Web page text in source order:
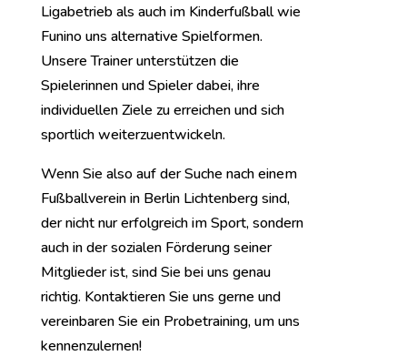
Ligabetrieb als auch im Kinderfußball wie
Funino uns alternative Spielformen.
Unsere Trainer unterstützen die
Spielerinnen und Spieler dabei, ihre
individuellen Ziele zu erreichen und sich
sportlich weiterzuentwickeln.
Wenn Sie also auf der Suche nach einem
Fußballverein in Berlin Lichtenberg sind,
der nicht nur erfolgreich im Sport, sondern
auch in der sozialen Förderung seiner
Mitglieder ist, sind Sie bei uns genau
richtig. Kontaktieren Sie uns gerne und
vereinbaren Sie ein Probetraining, um uns
kennenzulernen!